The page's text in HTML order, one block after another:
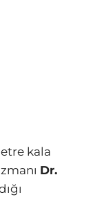
kala
Dr.